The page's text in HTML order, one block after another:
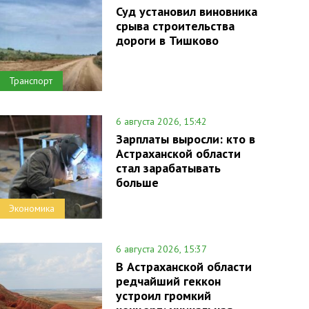
Транспорт
Суд установил виновника
срыва строительства
дороги в Тишково
Экономика
6 августа 2026, 15:42
Зарплаты выросли: кто в
Астраханской области
стал зарабатывать
больше
6 августа 2026, 15:37
В Астраханской области
редчайший геккон
устроил громкий